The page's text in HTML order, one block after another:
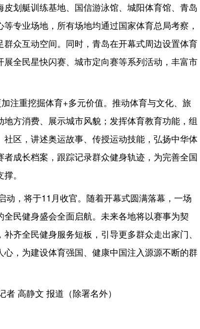
划艇训练基地、国信游泳馆、城阳体育馆、青岛
专业场地，所有场地均通过国家体育总局考察，
众互动空间。同时，青岛在开幕式周边设置体育
全民星快闪赛、城市定向赛等系列活动，丰富市
注重挖掘体育+多元价值。推动体育与文化、旅
方消费、展示城市风貌；发挥体育教育功能，组
区，讲述奥运故事、传授运动技能，弘扬中华体
成长档案，跟踪记录群众健身轨迹，为完善全国
。
动，将于11月收官。随着开幕式圆满落幕，一场
民健身盛会全面启航。未来各地将以赛事为契
齐全民健身服务短板，引导更多群众走出家门、
，为建设体育强国、健康中国注入源源不断的群
高静文 报道（除署名外）